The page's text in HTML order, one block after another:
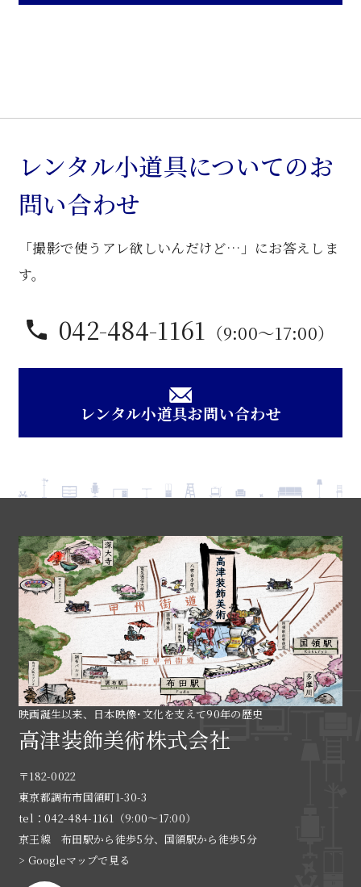
文
机
個
レンタル小道具についてのお
問い合わせ
「撮影で使うアレ欲しいんだけど…」にお答えしま
す。
042-484-1161 （9:00〜17:00）
レンタル小道具お問い合わせ
映画誕生以来、日本映像･文化を支えて90年の歴史
高津装飾美術株式会社
〒182-0022
東京都調布市国領町1-30-3
tel：042-484-1161（9:00〜17:00）
京王線 布田駅から徒歩5分、国領駅から徒歩5分
> Googleマップで見る